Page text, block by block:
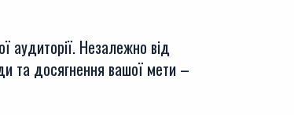
аудиторії. Незалежно від
та досягнення вашої мети –